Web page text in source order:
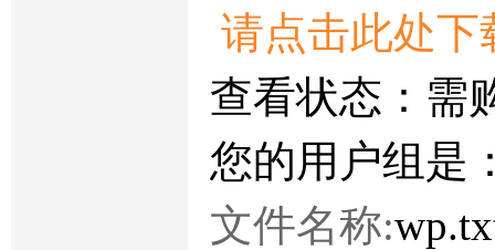
请点击此处下
查看状态：需
您的用户组是
文件名称: